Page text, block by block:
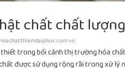
chất chất
trong bối cảnh thị trường hóa
được sử dụng rộng rãi trong xử lý